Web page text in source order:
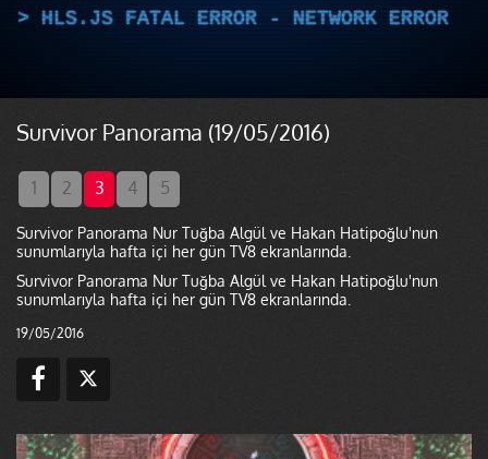
HLS.JS FATAL ERROR - NETWORK ERROR
Survivor Panorama (19/05/2016)
1 2 3 4 5
Survivor Panorama Nur Tuğba Algül ve Hakan Hatipoğlu'nun
sunumlarıyla hafta içi her gün TV8 ekranlarında.
Survivor Panorama Nur Tuğba Algül ve Hakan Hatipoğlu'nun
sunumlarıyla hafta içi her gün TV8 ekranlarında.
19/05/2016